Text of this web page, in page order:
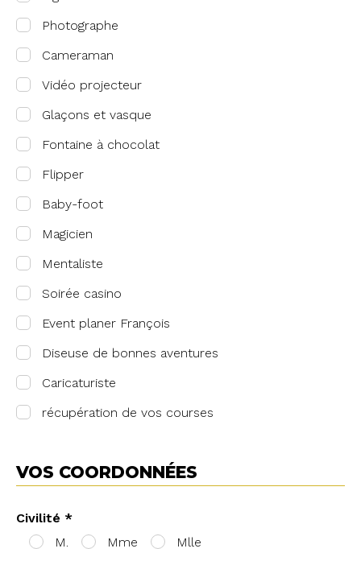
Photographe
Cameraman
Vidéo projecteur
Glaçons et vasque
Fontaine à chocolat
Flipper
Baby-foot
Magicien
Mentaliste
Soirée casino
Event planer François
Diseuse de bonnes aventures
Caricaturiste
récupération de vos courses
VOS COORDONNÉES
Civilité *
M.
Mme Mlle